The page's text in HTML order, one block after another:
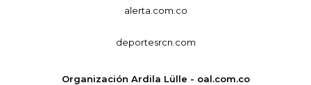
alerta.com.co
deportesrcn.com
Organización Ardila Lülle - oal.com.co